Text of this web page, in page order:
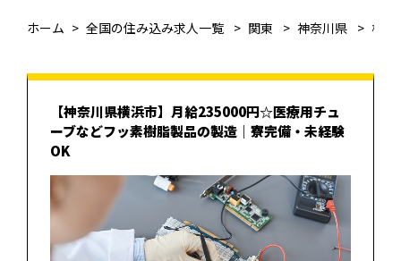
ホーム 全国の住み込み求人一覧 関東 神奈川県 横浜
【神奈川県横浜市】月給235000円☆医療用チュ
ーブなどフッ素樹脂製品の製造｜寮完備・未経験
OK